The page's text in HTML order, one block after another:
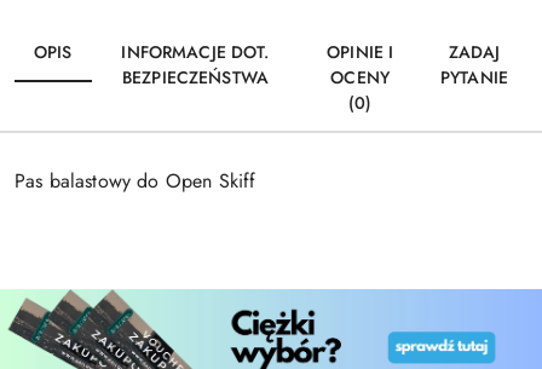
OPIS
INFORMACJE DOT.
BEZPIECZEŃSTWA
OPINIE I
OCENY
(0)
ZADAJ
PYTANIE
Pas balastowy do Open Skiff